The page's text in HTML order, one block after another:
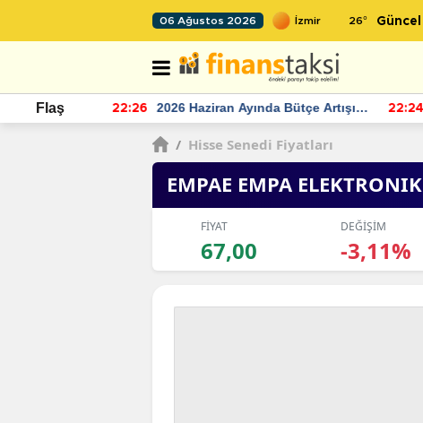
06 Ağustos 2026 26° Güncel
Flaş 22:26
2026 Haziran Ayında Bütçe Artışı
Yaşandı
22:24
/ Hisse Senedi Fiyatları
EMPAE EMPA ELEKTRONIK
FİYAT
67,00
DEĞİŞİM
-3,11%